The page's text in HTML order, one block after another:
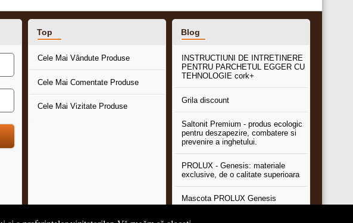
Top
Cele Mai Vândute Produse
Cele Mai Comentate Produse
Cele Mai Vizitate Produse
Blog
INSTRUCTIUNI DE INTRETINERE
PENTRU PARCHETUL EGGER CU
TEHNOLOGIE cork+
Grila discount
Saltonit Premium - produs ecologic
pentru deszapezire, combatere si
prevenire a inghetului.
PROLUX - Genesis: materiale
exclusive, de o calitate superioara
Mascota PROLUX Genesis